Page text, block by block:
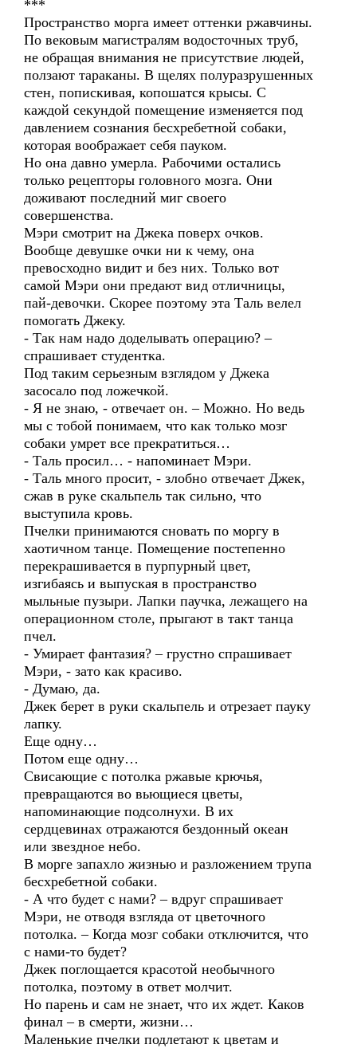
***
Пространство морга имеет оттенки ржавчины.
По вековым магистралям водосточных труб,
не обращая внимания не присутствие людей,
ползают тараканы. В щелях полуразрушенных
стен, попискивая, копошатся крысы. С
каждой секундой помещение изменяется под
давлением сознания бесхребетной собаки,
которая воображает себя пауком.
Но она давно умерла. Рабочими остались
только рецепторы головного мозга. Они
доживают последний миг своего
совершенства.
Мэри смотрит на Джека поверх очков.
Вообще девушке очки ни к чему, она
превосходно видит и без них. Только вот
самой Мэри они предают вид отличницы,
пай-девочки. Скорее поэтому эта Таль велел
помогать Джеку.
- Так нам надо доделывать операцию? –
спрашивает студентка.
Под таким серьезным взглядом у Джека
засосало под ложечкой.
- Я не знаю, - отвечает он. – Можно. Но ведь
мы с тобой понимаем, что как только мозг
собаки умрет все прекратиться…
- Таль просил… - напоминает Мэри.
- Таль много просит, - злобно отвечает Джек,
сжав в руке скальпель так сильно, что
выступила кровь.
Пчелки принимаются сновать по моргу в
хаотичном танце. Помещение постепенно
перекрашивается в пурпурный цвет,
изгибаясь и выпуская в пространство
мыльные пузыри. Лапки паучка, лежащего на
операционном столе, прыгают в такт танца
пчел.
- Умирает фантазия? – грустно спрашивает
Мэри, - зато как красиво.
- Думаю, да.
Джек берет в руки скальпель и отрезает пауку
лапку.
Еще одну…
Потом еще одну…
Свисающие с потолка ржавые крючья,
превращаются во вьющиеся цветы,
напоминающие подсолнухи. В их
сердцевинах отражаются бездонный океан
или звездное небо.
В морге запахло жизнью и разложением трупа
бесхребетной собаки.
- А что будет с нами? – вдруг спрашивает
Мэри, не отводя взгляда от цветочного
потолка. – Когда мозг собаки отключится, что
с нами-то будет?
Джек поглощается красотой необычного
потолка, поэтому в ответ молчит.
Но парень и сам не знает, что их ждет. Каков
финал – в смерти, жизни…
Маленькие пчелки подлетают к цветам и